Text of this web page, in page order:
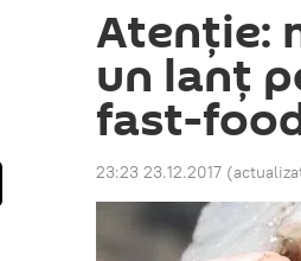
Atenţie:
un lanţ
fast-
23:23 23.12.2017